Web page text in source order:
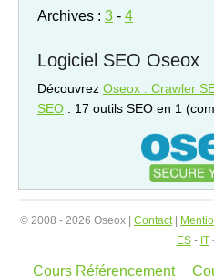
Archives : 3 - 4
Logiciel SEO Oseox
Découvrez Oseox : Crawler
SEO : 17 outils SEO en 1
© 2008 - 2026 Oseox | Contact|
ES- IT
Cours Référencement